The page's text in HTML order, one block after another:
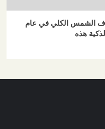
الشمس الكلي في عام